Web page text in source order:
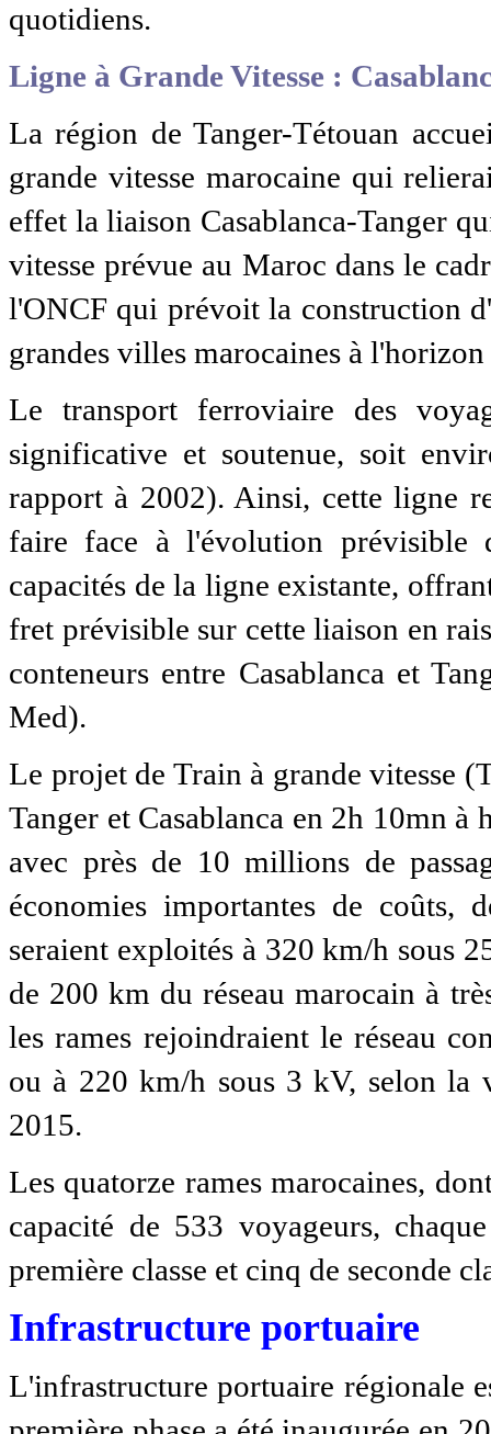
quotidiens.
Ligne à Grande Vitesse :
La région de Tanger-Tétouan
grande vitesse marocaine qui
effet la liaison Casablanca-Tanger
vitesse prévue au Maroc dans le
l'ONCF qui prévoit la construction
grandes villes marocaines à
Le transport ferroviaire des
significative et soutenue, soit
rapport à 2002). Ainsi, cette ligne
faire face à l'évolution
capacités de la ligne existante,
fret prévisible sur cette liaison en
conteneurs entre Casablanca et
Med).
Le projet de Train à grande vitesse
Tanger et Casablanca en 2h 10mn
avec près de 10 millions de
économies importantes de
seraient exploités à 320 km/h sous
de 200 km du réseau marocain à
les rames rejoindraient le réseau
ou à 220 km/h sous 3 kV, selon la
2015.
Les quatorze rames marocaines,
capacité de 533 voyageurs,
première classe et cinq de seconde
Infrastructure portuaire
L'infrastructure portuaire régionale